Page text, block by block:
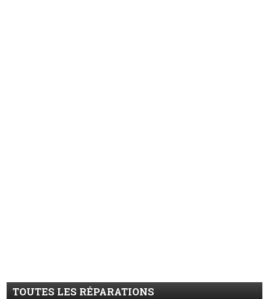
TOUTES LES RÉPARATIONS